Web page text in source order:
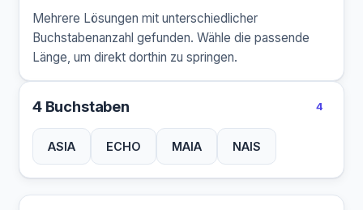
Mehrere Lösungen mit unterschiedlicher
Buchstabenanzahl gefunden. Wähle die passende
Länge, um direkt dorthin zu springen.
4 Buchstaben 4
ASIA ECHO MAIA NAIS